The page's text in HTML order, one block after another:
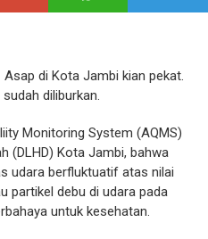
Asap di Kota Jambi kian pekat.
diliburkan.
Monitoring System (AQMS)
(DLHD) Kota Jambi, bahwa
udara berfluktuatif atas nilai
partikel debu di udara pada
untuk kesehatan.